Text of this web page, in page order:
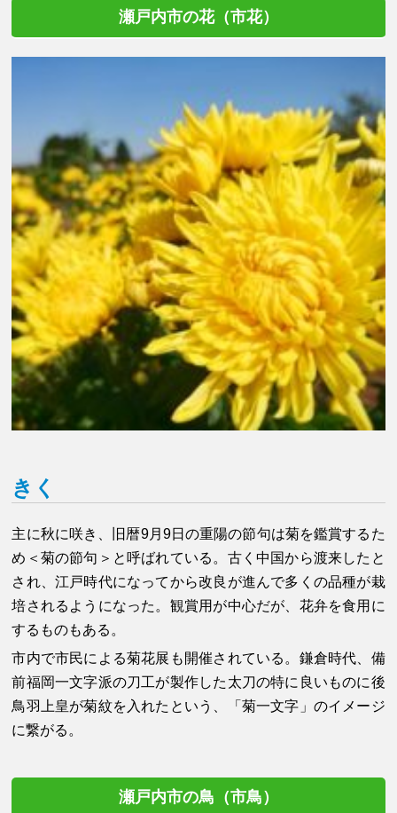
瀬戸内市の花（市花）
きく
主に秋に咲き、旧暦9月9日の重陽の節句は菊を鑑賞するた
め＜菊の節句＞と呼ばれている。古く中国から渡来したと
され、江戸時代になってから改良が進んで多くの品種が栽
培されるようになった。観賞用が中心だが、花弁を食用に
するものもある。
市内で市民による菊花展も開催されている。鎌倉時代、備
前福岡一文字派の刀工が製作した太刀の特に良いものに後
鳥羽上皇が菊紋を入れたという、「菊一文字」のイメージ
に繋がる。
瀬戸内市の鳥（市鳥）